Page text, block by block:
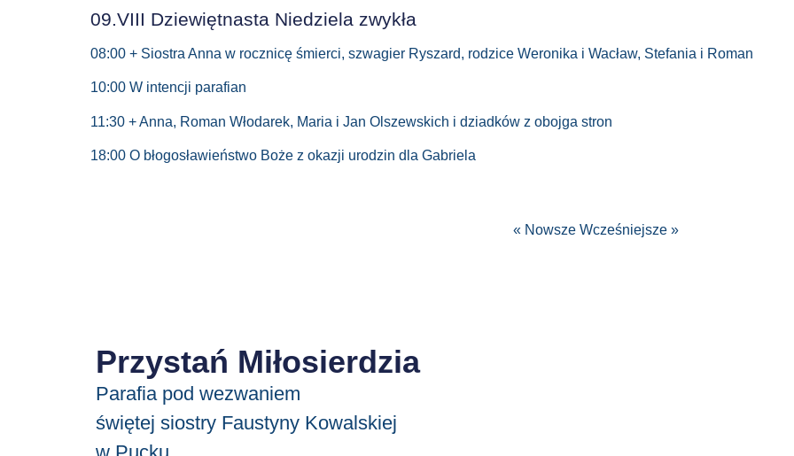
09.VIII Dziewiętnasta Niedziela zwykła
08:00 + Siostra Anna w rocznicę śmierci, szwagier Ryszard, rodzice Weronika i Wacław, Stefania i Roman
10:00 W intencji parafian
11:30 + Anna, Roman Włodarek, Maria i Jan Olszewskich i dziadków z obojga stron
18:00 O błogosławieństwo Boże z okazji urodzin dla Gabriela
« Nowsze Wcześniejsze »
Przystań Miłosierdzia
Parafia pod wezwaniem
świętej siostry Faustyny Kowalskiej